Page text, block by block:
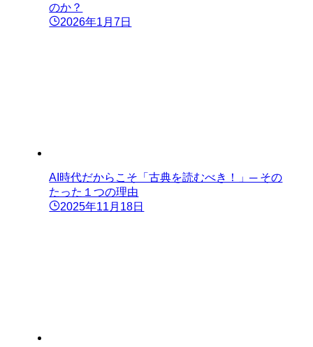
のか？
2026年1月7日
AI時代だからこそ「古典を読むべき！」─ その
たった１つの理由
2025年11月18日